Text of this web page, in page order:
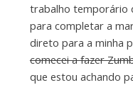
trabalho temporário
para completar a
direto para a minha
comecei a fazer
que estou achando